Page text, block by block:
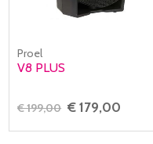
Proel
V8 PLUS
€ 199,00 € 179,00